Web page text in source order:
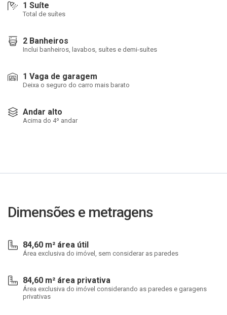
1 Suíte
Total de suítes
2 Banheiros
Inclui banheiros, lavabos, suítes e demi-suítes
1 Vaga de garagem
Deixa o seguro do carro mais barato
Andar alto
Acima do 4º andar
Dimensões e metragens
84,60 m² área útil
Área exclusiva do imóvel, sem considerar as paredes
84,60 m² área privativa
Área exclusiva do imóvel considerando as paredes e garagens
privativas